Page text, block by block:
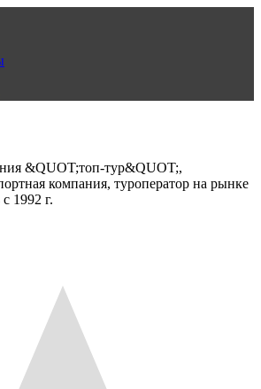
&QUOT;топ-тур&QUOT;,
компания, туроператор на рынке
1992 г.